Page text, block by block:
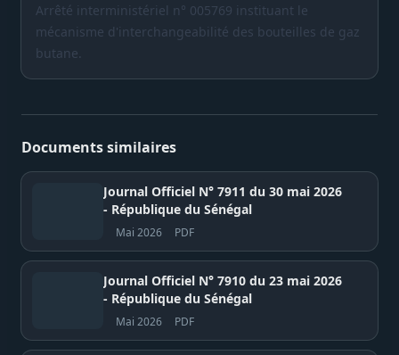
Arrêté interministériel n° 005769 instituant le
mécanisme d'interchangeabilité des bouteilles de gaz
butane.
Documents similaires
Journal Officiel N° 7911 du 30 mai 2026
- République du Sénégal
Mai 2026 PDF
Journal Officiel N° 7910 du 23 mai 2026
- République du Sénégal
Mai 2026 PDF